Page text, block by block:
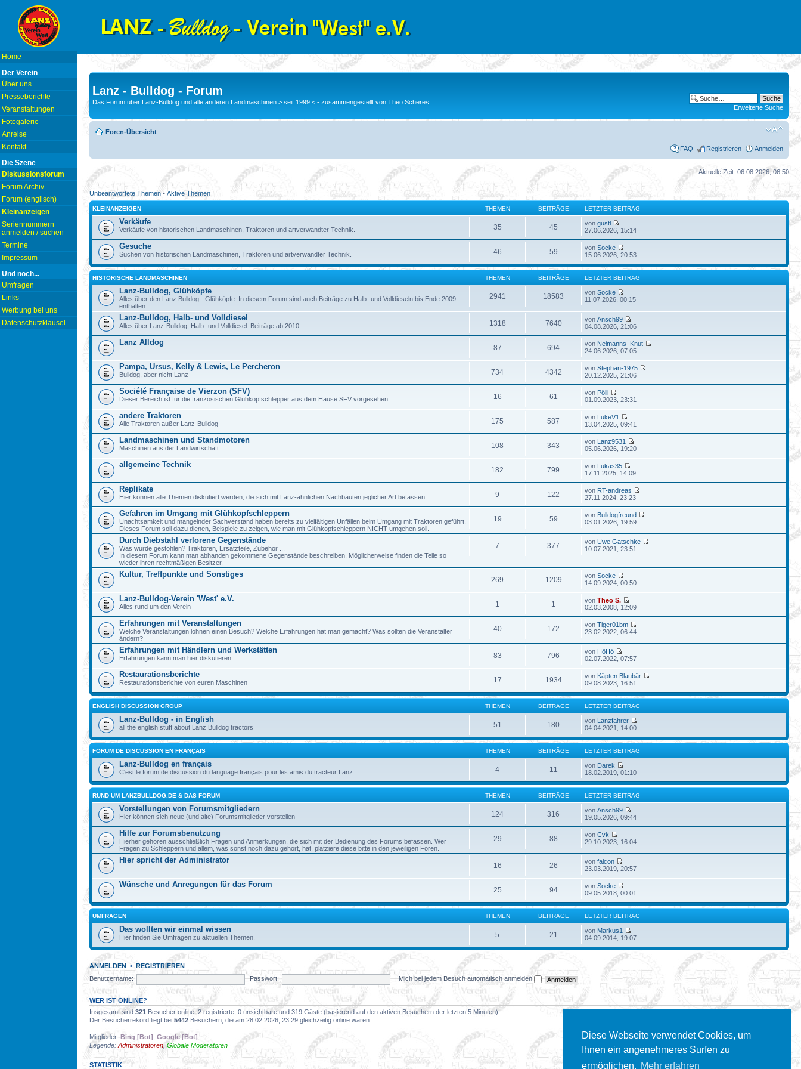
Diese Webseite verwendet Cookies, um
Ihnen ein angenehmeres Surfen zu
ermöglichen. Mehr erfahren
Home
Der Verein
Über uns
Presseberichte
Veranstaltungen
Fotogalerie
Anreise
Kontakt
Die Szene
Diskussionsforum
Forum Archiv
Forum (englisch)
Kleinanzeigen
Seriennummern
anmelden / suchen
Termine
Impressum
Und noch...
Umfragen
Links
Werbung bei uns
Datenschutzklausel
Lanz - Bulldog - Forum
Das Forum über Lanz-Bulldog und alle anderen Landmaschinen > seit 1999 < - zusammengestellt von Theo Scheres
Erweiterte Suche
Foren-Übersicht
FAQ Registrieren Anmelden
Aktuelle Zeit: 06.08.2026, 06:50
Unbeantwortete Themen• Aktive Themen
KLEINANZEIGEN THEMEN BEITRÄGE LETZTER BEITRAG
Verkäufe
Verkäufe von historischen Landmaschinen, Traktoren und artverwandter Technik. 35 45 vongustl
27.06.2026, 15:14
Gesuche
Suchen von historischen Landmaschinen, Traktoren und artverwandter Technik. 46 59 vonSocke
15.06.2026, 20:53
HISTORISCHE LANDMASCHINEN THEMEN BEITRÄGE LETZTER BEITRAG
Lanz-Bulldog, Glühköpfe
Alles über den Lanz Bulldog - Glühköpfe. In diesem Forum sind auch Beiträge zu Halb- und Volldieseln bis Ende 2009
enthalten.
2941 18583 vonSocke
11.07.2026, 00:15
Lanz-Bulldog, Halb- und Volldiesel
Alles über Lanz-Bulldog, Halb- und Volldiesel. Beiträge ab 2010. 1318 7640 vonAnsch99
04.08.2026, 21:06
Lanz Alldog
87 694 von Neimanns_Knut
24.06.2026, 07:05
Pampa, Ursus, Kelly & Lewis, Le Percheron
Bulldog, aber nicht Lanz 734 4342 vonStephan-1975
20.12.2025, 21:06
Société Française de Vierzon (SFV)
Dieser Bereich ist für die französischen Glühkopfschlepper aus dem Hause SFV vorgesehen. 16 61 von Pölli
01.09.2023, 23:31
andere Traktoren
Alle Traktoren außer Lanz-Bulldog 175 587 von LukeV1
13.04.2025, 09:41
Landmaschinen und Standmotoren
Maschinen aus der Landwirtschaft 108 343 von Lanz9531
05.06.2026, 19:20
allgemeine Technik
182 799 von Lukas35
17.11.2025, 14:09
Replikate
Hier können alle Themen diskutiert werden, die sich mit Lanz-ähnlichen Nachbauten jeglicher Art befassen. 9 122 von RT-andreas
27.11.2024, 23:23
Gefahren im Umgang mit Glühkopfschleppern
Unachtsamkeit und mangelnder Sachverstand haben bereits zu vielfältigen Unfällen beim Umgang mit Traktoren geführt.
Dieses Forum soll dazu dienen, Beispiele zu zeigen, wie man mit Glühkopfschleppern NICHT umgehen soll.
19 59 von Bulldogfreund
03.01.2026, 19:59
Durch Diebstahl verlorene Gegenstände
Was wurde gestohlen? Traktoren, Ersatzteile, Zubehör ...
In diesem Forum kann man abhanden gekommene Gegenstände beschreiben. Möglicherweise finden die Teile so
wieder ihren rechtmäßigen Besitzer.
7 377 vonUwe Gatschke
10.07.2021, 23:51
Kultur, Treffpunkte und Sonstiges
269 1209 vonSocke
14.09.2024, 00:50
Lanz-Bulldog-Verein 'West' e.V.
Alles rund um den Verein 1 1 vonTheo S.
02.03.2008, 12:09
Erfahrungen mit Veranstaltungen
Welche Veranstaltungen lohnen einen Besuch? Welche Erfahrungen hat man gemacht? Was sollten die Veranstalter
ändern?
40 172 vonTiger01bm
23.02.2022, 06:44
Erfahrungen mit Händlern und Werkstätten
Erfahrungen kann man hier diskutieren 83 796 von HöHö
02.07.2022, 07:57
Restaurationsberichte
Restaurationsberichte von euren Maschinen 17 1934 von Käpten Blaubär
09.08.2023, 16:51
ENGLISH DISCUSSION GROUP THEMEN BEITRÄGE LETZTER BEITRAG
Lanz-Bulldog - in English
all the english stuff about Lanz Bulldog tractors 51 180 von Lanzfahrer
04.04.2021, 14:00
FORUM DE DISCUSSION EN FRANÇAIS THEMEN BEITRÄGE LETZTER BEITRAG
Lanz-Bulldog en français
C'est le forum de discussion du language français pour les amis du tracteur Lanz. 4 11 von Darek
18.02.2019, 01:10
RUND UM LANZBULLDOG.DE & DAS FORUM THEMEN BEITRÄGE LETZTER BEITRAG
Vorstellungen von Forumsmitgliedern
Hier können sich neue (und alte) Forumsmitglieder vorstellen 124 316 vonAnsch99
19.05.2026, 09:44
Hilfe zur Forumsbenutzung
Hierher gehören ausschließlich Fragen und Anmerkungen, die sich mit der Bedienung des Forums befassen. Wer
Fragen zu Schleppern und allem, was sonst noch dazu gehört, hat, platziere diese bitte in den jeweiligen Foren.
29 88 vonCvk
29.10.2023, 16:04
Hier spricht der Administrator
16 26 vonfalcon
23.03.2019, 20:57
Wünsche und Anregungen für das Forum
25 94 vonSocke
09.05.2018, 00:01
UMFRAGEN THEMEN BEITRÄGE LETZTER BEITRAG
Das wollten wir einmal wissen
Hier finden Sie Umfragen zu aktuellen Themen. 5 21 von Markus1
04.09.2014, 19:07
ANMELDEN • REGISTRIEREN
Benutzername:
Passwort: |Mich bei jedem Besuch automatisch anmelden
WER IST ONLINE?
Insgesamt sind 321 Besucher online: 2 registrierte, 0 unsichtbare und 319 Gäste (basierend auf den aktiven Besuchern der letzten 5 Minuten)
Der Besucherrekord liegt bei 5442 Besuchern, die am 28.02.2026, 23:29 gleichzeitig online waren.
Mitglieder: Bing [Bot] Google [Bot]
Legende: Administratoren ,Globale Moderatoren
STATISTIK